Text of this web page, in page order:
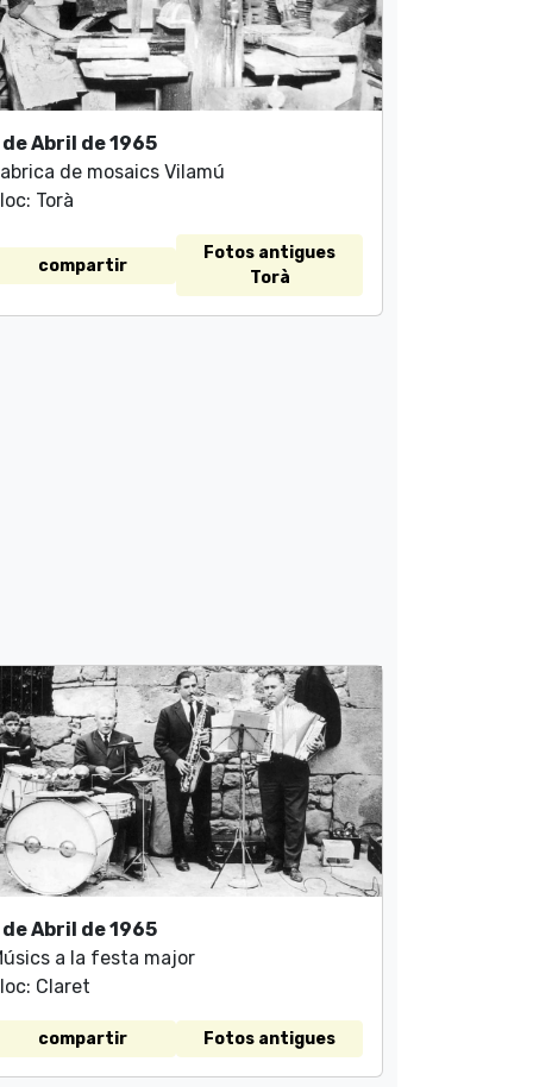
de Abril de 1965
de mosaics Vilamú
Torà
compartir
Fotos antigues
Torà
de Abril de 1965
a la festa major
Claret
compartir Fotos antigues